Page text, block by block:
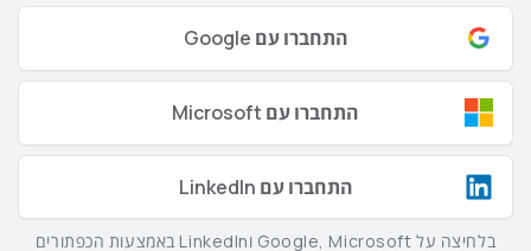
התחברו עם Google
התחברו עם Microsoft
התחברו עם LinkedIn
בלחיצה על Google, Microsoft וLinkedIn באמצעות הכפתורים